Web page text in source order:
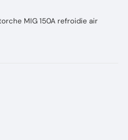
MIG 150A refroidie air